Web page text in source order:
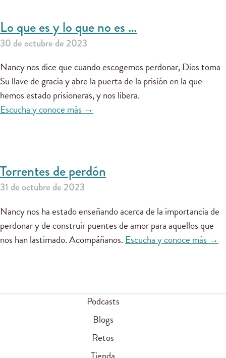
Lo que es y lo que no es …
30 de octubre de 2023
Nancy nos dice que cuando escogemos perdonar, Dios toma
Su llave de gracia y abre la puerta de la prisión en la que
hemos estado prisioneras, y nos libera.
Escucha y conoce más →
Torrentes de perdón
31 de octubre de 2023
Nancy nos ha estado enseñando acerca de la importancia de
perdonar y de construir puentes de amor para aquellos que
nos han lastimado. Acompáñanos. Escucha y conoce más →
Podcasts
Blogs
Retos